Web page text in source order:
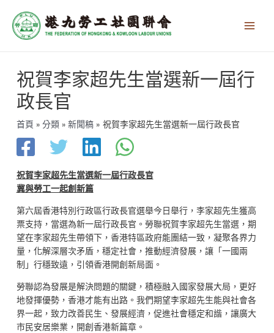
祝賀李家超先生當選新一屆行
政長官
首頁 分類 新聞稿 祝賀李家超先生當選新一屆行政長官
祝賀李家超先生當選新一屆行政長官
冀與勞工一起創新篇
第六屆香港特別行政區行政長官選舉今日舉行，李家超先生獲高
票支持，當選為新一屆行政長官。勞聯祝賀李家超先生當選，期
望在李家超先生帶領下，香港特區政府能團結一致，凝聚各界力
量，化解深層次矛盾，穩定社會，推動經濟發展，讓「一國兩
制」行穩致遠，引領香港開創新局面。
勞聯認為發展是解決問題的關鍵，積極融入國家發展大局，更好
地發揮優勢，香港才能有出路。我們期望李家超先生能與社會各
界一起，致力改善民生、發展經濟，促進社會穩定和諧，讓廣大
市民安居樂業，開創香港新篇章。
章
導
覽